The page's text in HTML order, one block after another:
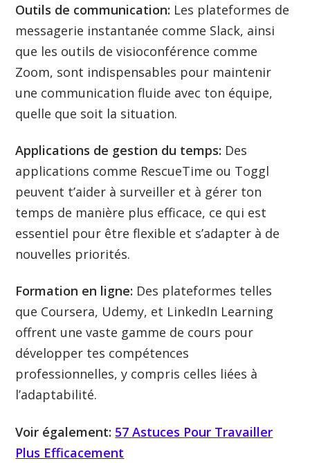
Outils de communication: Les plateformes de
messagerie instantanée comme Slack, ainsi
que les outils de visioconférence comme
Zoom, sont indispensables pour maintenir
une communication fluide avec ton équipe,
quelle que soit la situation.
Applications de gestion du temps: Des
applications comme RescueTime ou Toggl
peuvent t’aider à surveiller et à gérer ton
temps de manière plus efficace, ce qui est
essentiel pour être flexible et s’adapter à de
nouvelles priorités.
Formation en ligne: Des plateformes telles
que Coursera, Udemy, et LinkedIn Learning
offrent une vaste gamme de cours pour
développer tes compétences
professionnelles, y compris celles liées à
l’adaptabilité.
Voir également: 57 Astuces Pour Travailler
Plus Efficacement